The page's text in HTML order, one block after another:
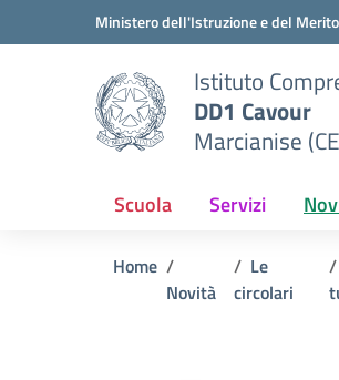
Vai ai contenuti
Vai al menu di navigazioneMinistero dell'Istruzione e del Merito
Istituto
DD1 Cavour
Marcianise
Scuola Servizi
Home
Novità
Le
circolari